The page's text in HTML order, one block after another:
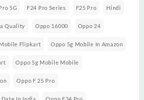
5G F24 Pro Series F25 Pro Hindi
Quality Oppo 16000 Oppo 24
Flipkart Oppo 5g Mobile In Amazon
Oppo 5g Mobile Mobile
Oppo F 25 Pro